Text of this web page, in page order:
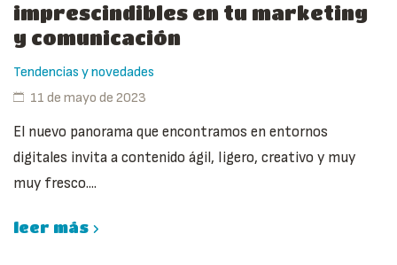
imprescindibles en tu marketing
y comunicación
Tendencias y novedades
11 de mayo de 2023
El nuevo panorama que encontramos en entornos
digitales invita a contenido ágil, ligero, creativo y muy
muy fresco....
leer más